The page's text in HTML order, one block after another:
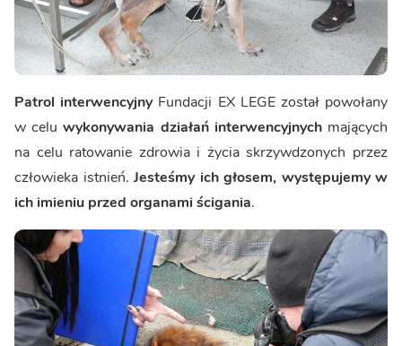
Patrol interwencyjnyFundacji EX LEGE został powołany
w celu wykonywania działań interwencyjnych mających
na celu ratowanie zdrowia i życia skrzywdzonych przez
człowieka istnień. Jesteśmy ich głosem, występujemy w
ich imieniu przed organami ścigania.